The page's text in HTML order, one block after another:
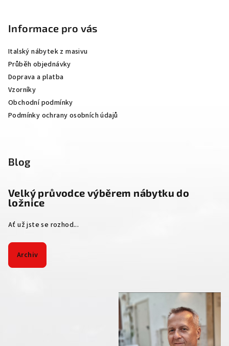
Informace pro vás
Italský nábytek z masivu
Průběh objednávky
Doprava a platba
Vzorníky
Obchodní podmínky
Podmínky ochrany osobních údajů
Blog
Velký průvodce výběrem nábytku do
ložnice
Ať už jste se rozhod...
Archiv